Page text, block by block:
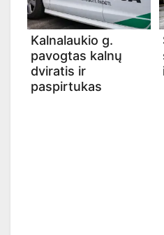
Kalnalaukio g.
pavogtas kalnų
dviratis ir
paspirtukas